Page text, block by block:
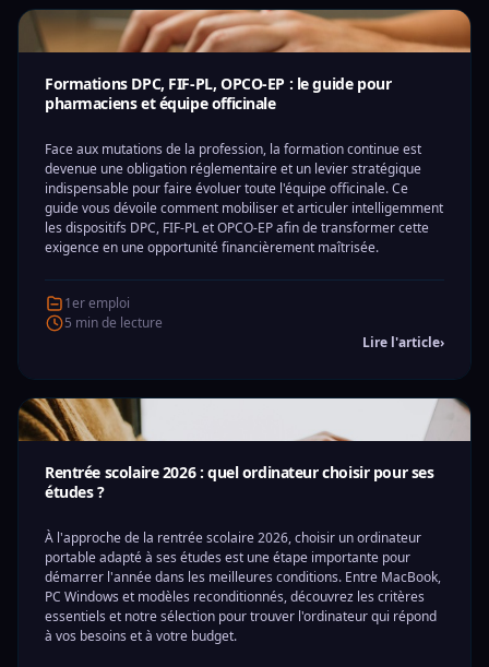
Formations DPC, FIF-PL, OPCO-EP : le guide pour
pharmaciens et équipe officinale
Face aux mutations de la profession, la formation continue est
devenue une obligation réglementaire et un levier stratégique
indispensable pour faire évoluer toute l'équipe officinale. Ce
guide vous dévoile comment mobiliser et articuler intelligemment
les dispositifs DPC, FIF-PL et OPCO-EP afin de transformer cette
exigence en une opportunité financièrement maîtrisée.
1er emploi
5 min de lecture
Lire l'article›
Rentrée scolaire 2026 : quel ordinateur choisir pour ses
études ?
À l'approche de la rentrée scolaire 2026, choisir un ordinateur
portable adapté à ses études est une étape importante pour
démarrer l'année dans les meilleures conditions. Entre MacBook,
PC Windows et modèles reconditionnés, découvrez les critères
essentiels et notre sélection pour trouver l'ordinateur qui répond
à vos besoins et à votre budget.